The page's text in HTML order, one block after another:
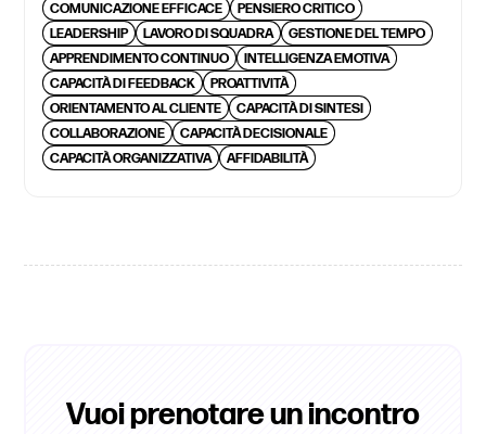
COMUNICAZIONE EFFICACE
PENSIERO CRITICO
LEADERSHIP
LAVORO DI SQUADRA
GESTIONE DEL TEMPO
APPRENDIMENTO CONTINUO
INTELLIGENZA EMOTIVA
CAPACITÀ DI FEEDBACK
PROATTIVITÀ
ORIENTAMENTO AL CLIENTE
CAPACITÀ DI SINTESI
COLLABORAZIONE
CAPACITÀ DECISIONALE
CAPACITÀ ORGANIZZATIVA
AFFIDABILITÀ
Vuoi prenotare un incontro